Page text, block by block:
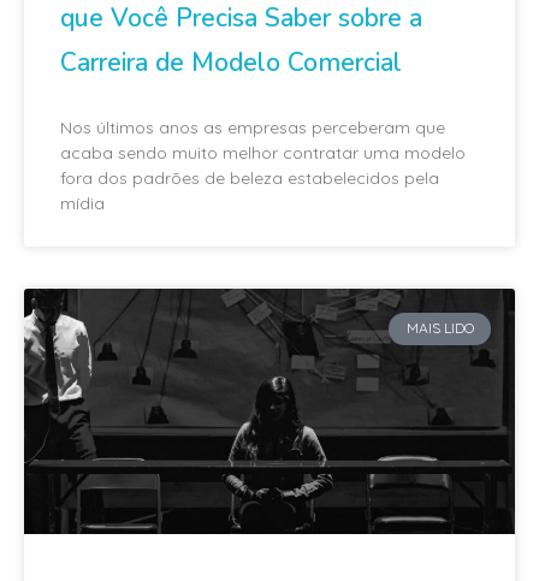
que Você Precisa Saber sobre a
Carreira de Modelo Comercial
Nos últimos anos as empresas perceberam que
acaba sendo muito melhor contratar uma modelo
fora dos padrões de beleza estabelecidos pela
mídia
MAIS LIDO